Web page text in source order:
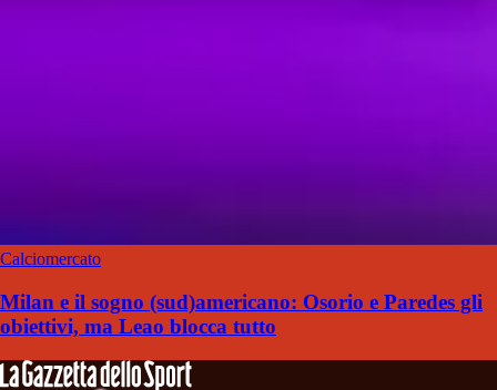
Calciomercato
Milan e il sogno (sud)americano: Osorio e Paredes gli
obiettivi, ma Leao blocca tutto